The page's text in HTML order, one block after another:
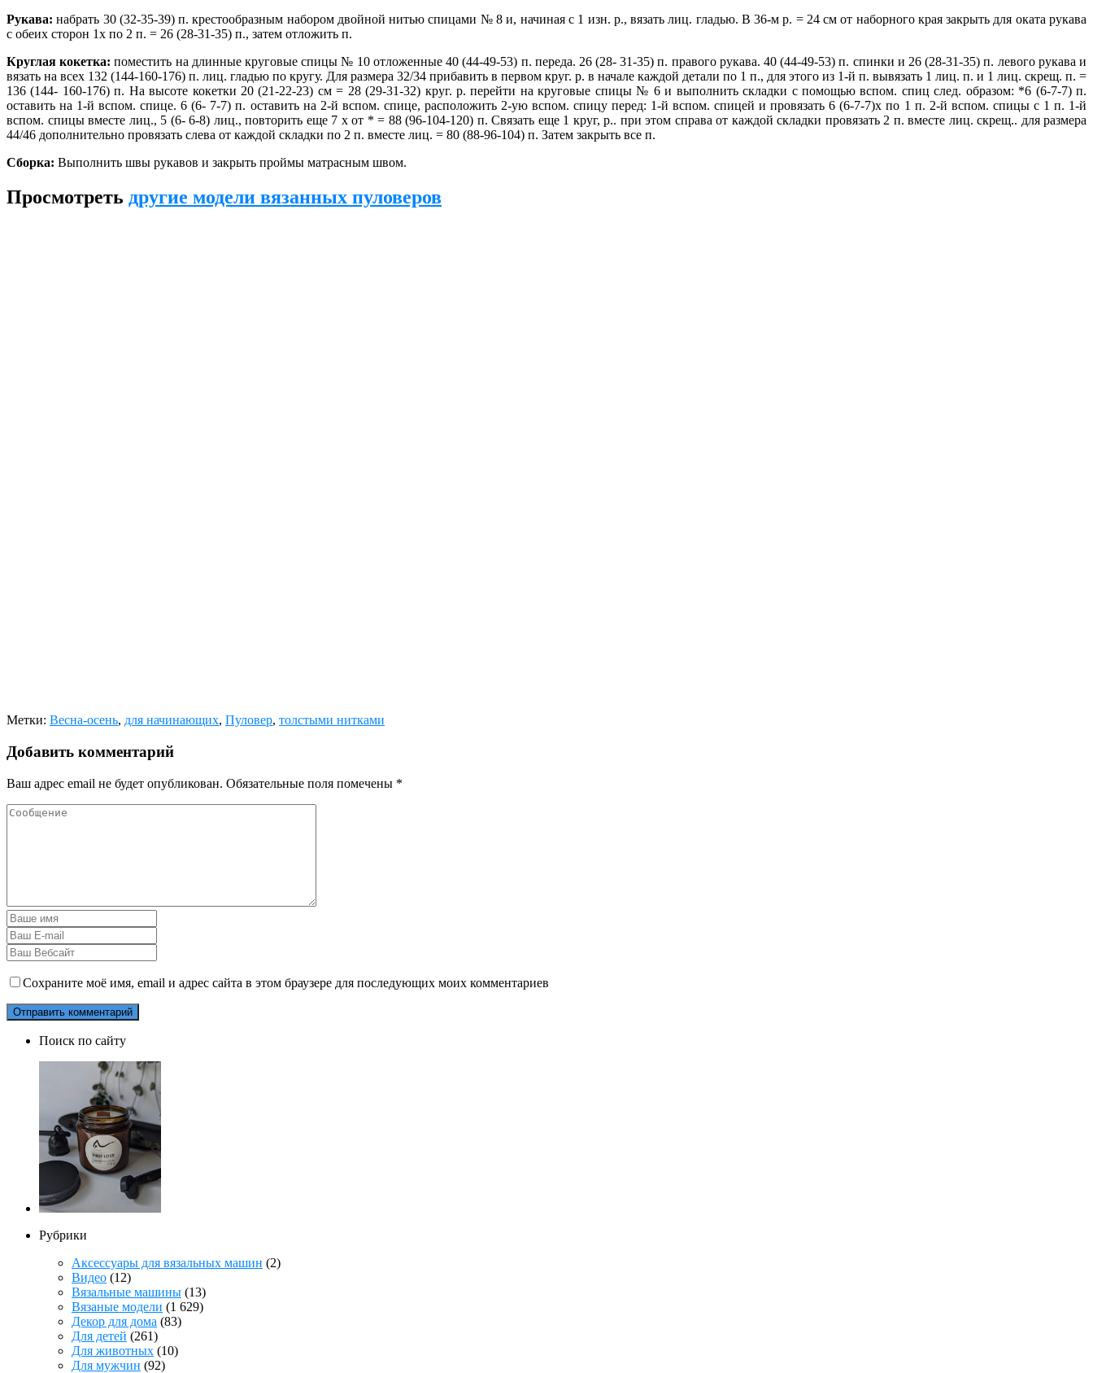
Рукава: набрать 30 (32-35-39) п. крестообразным набором двойной нитью спицами № 8 и, начиная с 1 изн. р., вязать лиц. гладью. В 36-м р. = 24 см от наборного края закрыть для оката рукава
с обеих сторон 1х по 2 п. = 26 (28-31-35) п., затем отложить п.
Круглая кокетка: поместить на длинные круговые спицы № 10 отложенные 40 (44-49-53) п. переда. 26 (28- 31-35) п. правого рукава. 40 (44-49-53) п. спинки и 26 (28-31-35) п. левого рукава и
вязать на всех 132 (144-160-176) п. лиц. гладью по кругу. Для размера 32/34 прибавить в первом круг. р. в начале каждой детали по 1 п., для этого из 1-й п. вывязать 1 лиц. п. и 1 лиц. скрещ. п. =
136 (144- 160-176) п. На высоте кокетки 20 (21-22-23) см = 28 (29-31-32) круг. р. перейти на круговые спицы № 6 и выполнить складки с помощью вспом. спиц след. образом: *6 (6-7-7) п.
оставить на 1-й вспом. спице. 6 (6- 7-7) п. оставить на 2-й вспом. спице, расположить 2-ую вспом. спицу перед: 1-й вспом. спицей и провязать 6 (6-7-7)х по 1 п. 2-й вспом. спицы с 1 п. 1-й
вспом. спицы вместе лиц., 5 (6- 6-8) лиц., повторить еще 7 х от * = 88 (96-104-120) п. Связать еще 1 круг, р.. при этом справа от каждой складки провязать 2 п. вместе лиц. скрещ.. для размера
44/46 дополнительно провязать слева от каждой складки по 2 п. вместе лиц. = 80 (88-96-104) п. Затем закрыть все п.
Сборка: Выполнить швы рукавов и закрыть проймы матрасным швом.
Просмотреть другие модели вязанных пуловеров
Метки: Весна-осень, для начинающих, Пуловер, толстыми нитками
Добавить комментарий
Ваш адрес email не будет опубликован. Обязательные поля помечены *
Сохраните моё имя, email и адрес сайта в этом браузере для последующих моих комментариев
Поиск по сайту
Рубрики
Аксессуары для вязальных машин (2)
Видео (12)
Вязальные машины (13)
Вязаные модели (1 629)
Декор для дома (83)
Для детей (261)
Для животных (10)
Для мужчин (92)